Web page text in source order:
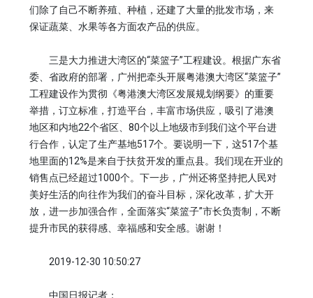
们除了自己不断养殖、种植，还建了大量的批发市场，来
保证蔬菜、水果等各方面农产品的供应。
三是大力推进大湾区的“菜篮子”工程建设。根据广东省
委、省政府的部署，广州把牵头开展粤港澳大湾区“菜篮子”
工程建设作为贯彻《粤港澳大湾区发展规划纲要》的重要
举措，订立标准，打造平台，丰富市场供应，吸引了港澳
地区和内地22个省区、80个以上地级市到我们这个平台进
行合作，认定了生产基地517个。要说明一下，这517个基
地里面的12%是来自于扶贫开发的重点县。我们现在开业的
销售点已经超过1000个。下一步，广州还将坚持把人民对
美好生活的向往作为我们的奋斗目标，深化改革，扩大开
放，进一步加强合作，全面落实“菜篮子”市长负责制，不断
提升市民的获得感、幸福感和安全感。谢谢！
2019-12-30 10:50:27
中国日报记者：